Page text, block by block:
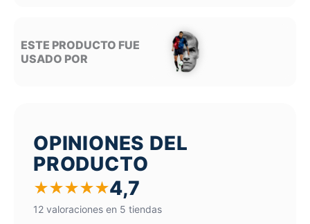
ESTE PRODUCTO FUE
USADO POR
OPINIONES DEL
PRODUCTO
★★★★★4,7
12 valoraciones en 5 tiendas